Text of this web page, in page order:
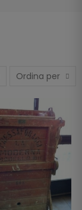
Ordina per